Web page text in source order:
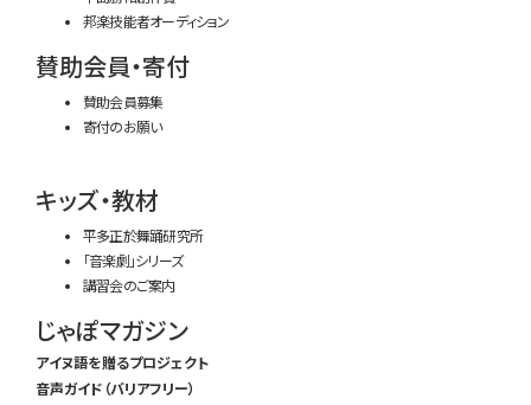
邦楽技能者オーディション
賛助会員・寄付
賛助会員募集
寄付のお願い
キッズ・教材
平多正於舞踊研究所
「音楽劇」シリーズ
講習会のご案内
じゃぽマガジン
アイヌ語を贈るプロジェクト
音声ガイド（バリアフリー）